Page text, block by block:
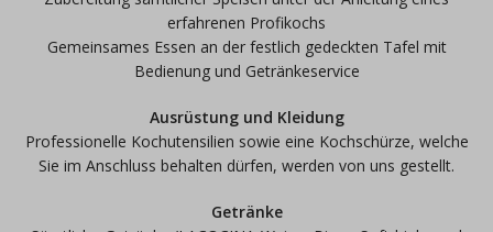
erfahrenen Profikochs
Gemeinsames Essen an der festlich gedeckten Tafel mit
Bedienung und Getränkeservice
Ausrüstung und Kleidung
Professionelle Kochutensilien sowie eine Kochschürze, welche
Sie im Anschluss behalten dürfen, werden von uns gestellt.
Getränke